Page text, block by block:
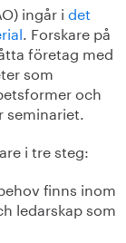
ingår idet
. Forskare på
företag med
som
och
seminariet.
i tre steg:
finns inom
ledarskap som